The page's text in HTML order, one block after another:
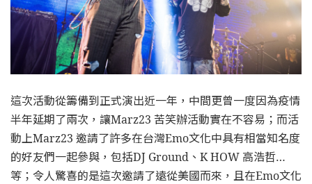
這次活動從籌備到正式演出近一年，中間更曾一度因為疫情
半年延期了兩次，讓Marz23 苦笑辦活動實在不容易；而活
動上Marz23 邀請了許多在台灣Emo文化中具有相當知名度
的好友們一起參與，包括DJ Ground、K HOW 高浩哲…
等；令人驚喜的是這次邀請了遠從美國而來，且在Emo文化